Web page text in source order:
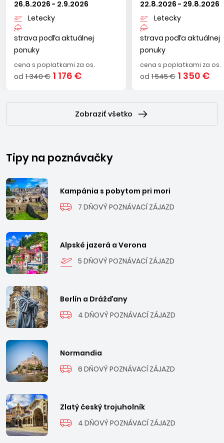
26.8.2026 - 2.9.2026
Letecky
strava podľa aktuálnej
ponuky
cena s poplatkami za os.
od 1 340 € 1 176 €
22.8.2026 - 29.8.2026
Letecky
strava podľa aktuálnej
ponuky
cena s poplatkami za os.
od 1 545 € 1 350 €
Zobraziť všetko
Tipy na poznávačky
Kampánia s pobytom pri mori
7 DŇOVÝ POZNÁVACÍ ZÁJAZD
Alpské jazerá a Verona
5 DŇOVÝ POZNÁVACÍ ZÁJAZD
Berlín a Drážďany
4 DŇOVÝ POZNÁVACÍ ZÁJAZD
Normandia
6 DŇOVÝ POZNÁVACÍ ZÁJAZD
Zlatý český trojuholník
4 DŇOVÝ POZNÁVACÍ ZÁJAZD